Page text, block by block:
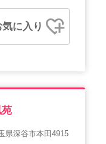
気に入り
県深谷市本田4915